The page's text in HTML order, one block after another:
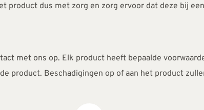
product dus met zorg en zorg ervoor dat deze bij
met ons op. Elk product heeft bepaalde
product. Beschadigingen op of aan het product